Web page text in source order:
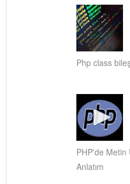
Php class
PHP'de Metin
Anlatım